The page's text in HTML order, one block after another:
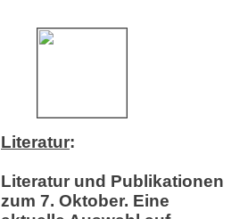
Literatur:
Literatur und Publikationen
zum 7. Oktober. Eine